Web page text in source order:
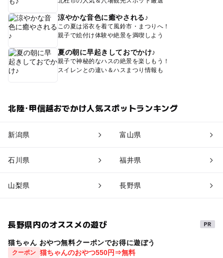
涼やかな音色に癒やされる♪
この夏は浴衣を着て風鈴市・まつりへ！
親子で絵付け体験や絶景を満喫しよう
夏の朝に早起きしておでかけ♪
親子で神秘的なハスの絶景を楽しもう！
スイレンとの違い＆ハスまつり情報も
北陸･甲信越おでかけ人気スポットランキング
新潟県 富山県
石川県 福井県
山梨県 長野県
長野県内のオススメの遊び
猫ちゃん おやつ無料クーポンでお得に遊ぼう
クーポン 猫ちゃんのおやつ550円⇒無料